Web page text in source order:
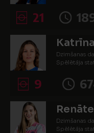
21
Dzimšanas
Spēlētāja
9
Dzimšanas
Spēlētāja